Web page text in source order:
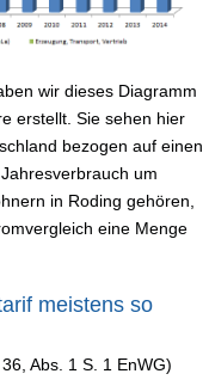
wir dieses Diagramm
erstellt. Sie sehen hier
bezogen auf einen
um
in Roding gehören,
eine Menge
meistens so
Abs. 1 S. 1 EnWG)